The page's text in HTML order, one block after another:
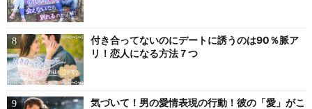
付き合ってないのにデートに誘うのは90％脈ア
リ！恋人になる方法７つ
気づいて！男の愛情表現の行動！彼の「愛」がこ